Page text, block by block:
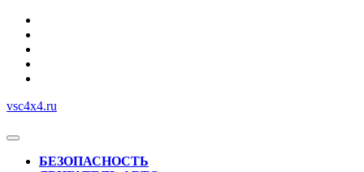
Перейти
содержимому
vsc4x4.ru
Кнопка
ОткрытьБЕЗОПАСНОСТЬ